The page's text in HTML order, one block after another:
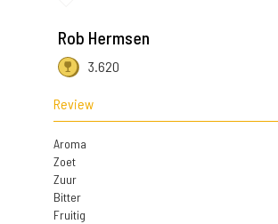
Rob Hermsen
3.620
Review
Aroma
Zoet
Zuur
Bitter
Fruitig